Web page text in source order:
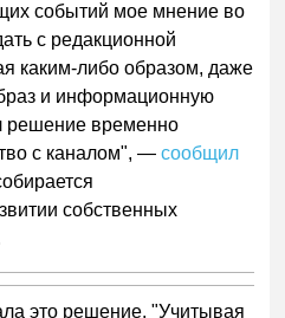
событий мое мнение во
с редакционной
каким-либо образом, даже
и информационную
решение временно
с каналом", —сообщил
собственных
это решение. "Учитывая